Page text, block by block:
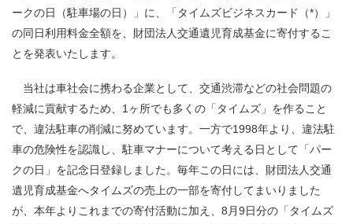
ークの日（駐車場の日）」に、「タイムズビジネスカード（*）」
の同日利用料金全額を、財団法人交通遺児育成基金に寄付するこ
とを発表いたします。
当社は車社会に携わる企業として、交通渋滞などの社会問題の
軽減に貢献するため、1ヶ所でも多くの「タイムズ」を作ること
で、違法駐車の削減に努めています。一方で1998年より、違法駐
車の危険性を認識し、駐車マナーについて考える日として「パー
クの日」を記念日登録しました。毎年この日には、財団法人交通
遺児育成基金へタイムズの売上の一部を寄付してまいりました
が、本年よりこれまでの寄付活動に加え、8月9日分の「タイムズ